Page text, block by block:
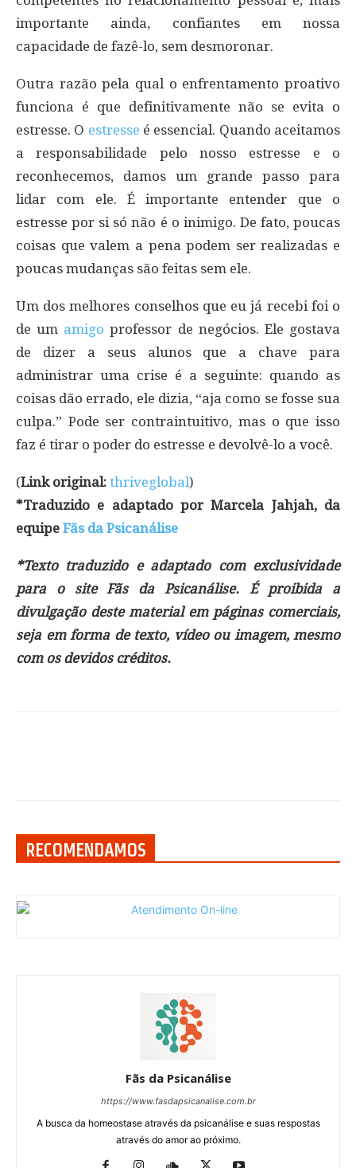
importante ainda, confiantes em nossa
capacidade de fazê-lo, sem desmoronar.
Outra razão pela qual o enfrentamento proativo
funciona é que definitivamente não se evita o
estresse. O estresse é essencial. Quando aceitamos
a responsabilidade pelo nosso estresse e o
reconhecemos, damos um grande passo para
lidar com ele. É importante entender que o
estresse por si só não é o inimigo. De fato, poucas
coisas que valem a pena podem ser realizadas e
poucas mudanças são feitas sem ele.
Um dos melhores conselhos que eu já recebi foi o
de um amigo professor de negócios. Ele gostava
de dizer a seus alunos que a chave para
administrar uma crise é a seguinte: quando as
coisas dão errado, ele dizia, “aja como se fosse sua
culpa.” Pode ser contraintuitivo, mas o que isso
faz é tirar o poder do estresse e devolvê-lo a você.
(Link original: thriveglobal)
*Traduzido e adaptado por Marcela Jahjah, da
equipe Fãs da Psicanálise
*Texto traduzido e adaptado com exclusividade
para o site Fãs da Psicanálise. É proibida a
divulgação deste material em páginas comerciais,
seja em forma de texto, vídeo ou imagem, mesmo
com os devidos créditos.
RECOMENDAMOS
Fãs da Psicanálise
https://www.fasdapsicanalise.com.br
A busca da homeostase através da psicanálise e suas respostas
através do amor ao próximo.